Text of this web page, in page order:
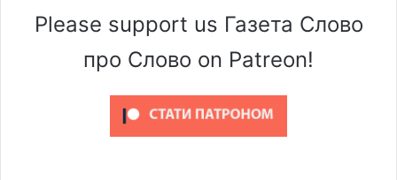
Please support us Газета Слово
про Слово on Patreon!